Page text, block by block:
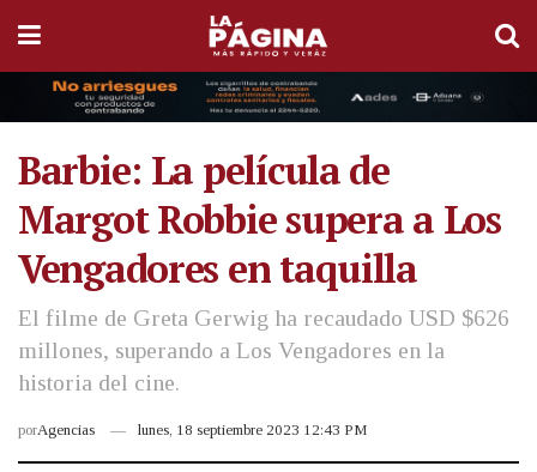
Barbie: La película de
Margot Robbie supera a Los
Vengadores en taquilla
El filme de Greta Gerwig ha recaudado USD $626
millones, superando a Los Vengadores en la
historia del cine.
porAgencias lunes, 18 septiembre 2023 12:43 PM